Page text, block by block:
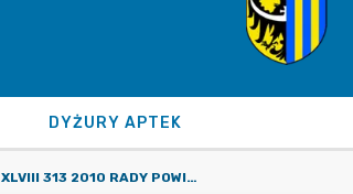
DYŻURY APTEK
UCHWAŁA NR XLVIII 313 2010 RADY POWIATU ZGORZELECKIEGO Z DNIA 25 LUTEGO 2010 R. W SPRAWIE ZAMIARU LIKWIDACJI PROFILU TRANSPORTOWO-SPEDYCYJNEGO W LICEUM PROFILOWANYM, WCHODZĄCYM W SKŁAD ZESPOŁU SZKÓŁ ZAWODOWYCH W BOGATYNI UL. KOŚCIUSZKI 33.